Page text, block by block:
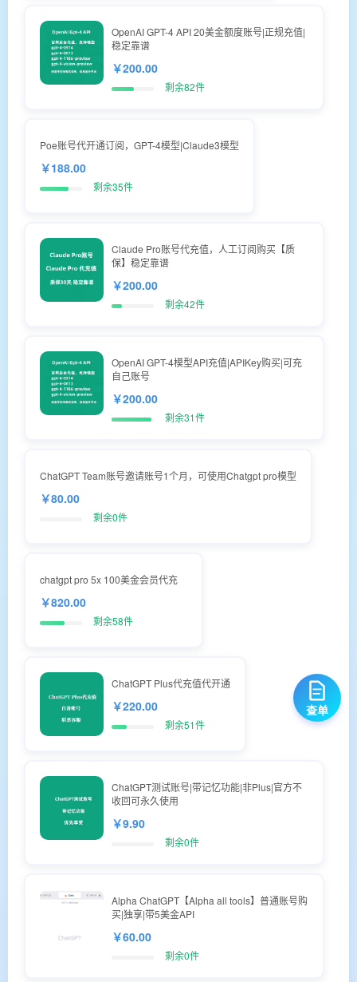
OpenAI GPT-4 API 20美金额度账号|正规充值|
稳定靠谱
￥200.00
剩余82件
Poe账号代开通订阅，GPT-4模型|Claude3模型
￥188.00
剩余35件
Claude Pro账号代充值，人工订阅购买【质
保】稳定靠谱
￥200.00
剩余42件
OpenAI GPT-4模型API充值|APIKey购买|可充
自己账号
￥200.00
剩余31件
ChatGPT Team账号邀请账号1个月，可使用Chatgpt pro模型
￥80.00
剩余0件
chatgpt pro 5x 100美金会员代充
￥820.00
剩余58件
ChatGPT Plus代充值代开通
￥220.00
剩余51件
ChatGPT测试账号|带记忆功能|非Plus|官方不
收回可永久使用
￥9.90
剩余0件
Alpha ChatGPT【Alpha all tools】普通账号购
买|独享|带5美金API
￥60.00
剩余0件
查单